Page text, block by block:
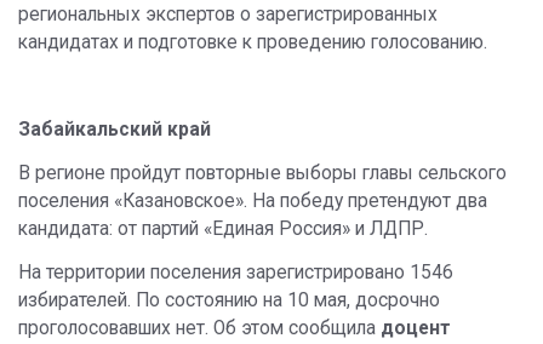
региональных экспертов о зарегистрированных
кандидатах и подготовке к проведению голосованию.
Забайкальский край
В регионе пройдут повторные выборы главы сельского
поселения «Казановское». На победу претендуют два
кандидата: от партий «Единая Россия» и ЛДПР.
На территории поселения зарегистрировано 1546
избирателей. По состоянию на 10 мая, досрочно
проголосовавших нет. Об этом сообщила доцент